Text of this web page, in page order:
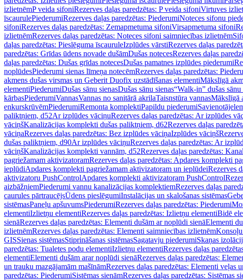
izlietnēmP veida sifoniRezerves daļas paredzētas: P veida sifoniVirtuves
īscaurulePiederumiRezerves daļas paredzētas: PiederumiNoteces sifonu
sifoniRezerves daļas paredzētas: Zemapmetuma sifoniVirsapmetuma sifoni
izlietnēmRezerves daļas paredzētas: Noteces sifoni saimniecības izlietnēm
daļas paredzētas: Pieslēguma īscauruleIzplūdes vārstiRezerves daļas
paredzētas: Grīdas ūdens novade dušāmDušas notecesRezerves daļas
daļas paredzētas: Dušas grīdas notecesDušas pamatnes izplūdes piederumi
noplūdesPiederumi sienas līmeņa notecēmRezerves daļas paredzētas:
akmens dušas virsmas un Geberit Duofix uzstādīšanas elementiMākslīgā
elementiPiederumiDušas sānu sienasDušas sānu sienas“Walk-in” dušas sānu
kārbasPiederumiVannasVannas no sanitārā akrilaTaisnstūra vannasMākslīgā
enkurskrūvēmPiederumiRemonta komplektiPapildu piederumi
paliktņiem, d52Ar izplūdes vāciņuRezerves daļas paredzētas: Ar izplūdes
vāciņšKanalizācijas komplekti dušas paliktņiem, d62Rezerves daļas
vāciņaRezerves daļas paredzētas: Bez izplūdes vāciņaIzplūdes vāciņš
dušas paliktņiem, d90Ar izplūdes vāciņuRezerves daļas paredzētas: Ar
vāciņšKanalizācijas komplekti vannām, d52Rezerves daļas paredzētas:
pagriežamam aktivizatoramRezerves daļas paredzētas: Apdares komplekti
ieplūdiApdares komplekti pagriežamam aktivizatoram un ieplūdeiRezerves
aktivizatoru PushControlApdares komplekti aktivizatoram PushControl
aizbāžņiemPiederumi vannu kanalizācijas komplektiemRezerves daļas
caurules pārtraucējsŪdens pieslēgumiInstalācijas un skalošanas sistēmas
sistēmasPaneļu apšuvumsPiederumiRezerves daļas paredzētas: Piederumi
elementiIzlietņu elementiRezerves daļas paredzētas: Izlietņu elementiBidē
sienāRezerves daļas paredzētas: Elementi dušām ar noplūdi sienāElementi
izlietnēmRezerves daļas paredzētas: Elementi saimniecības izlietnēmKonsoļu
GISSienas sistēmasStiprināšanas sistēmasSagatavju piederumiSkaņas
paredzētas: Tualetes podu elementiIzlietņu elementiRezerves daļas
elementiElementi dušām arar noplūdi sienāRezerves daļas paredzētas:
un trauku mazgājamām mašīnāmRezerves daļas paredzētas: Elementi veļas
paredzētas: PiederumiSistēmas sienāmRezerves daļas paredzētas: Sistēmas